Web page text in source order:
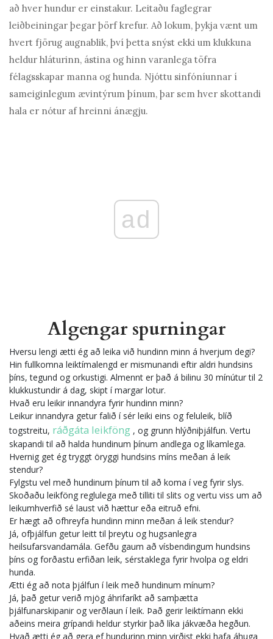
að hver hundur er einstakur. Leitaðu faglegrar
leiðbeiningar þegar þörf krefur. Að lokum, þykja vænt um
hvert fjörug augnablik, því þetta snýst ekki um klukkuna
heldur hláturinn, ástina og hinn varanlega töfra
félagsskapar manna og hunda. Njóttu sinfóníunnar í
sameiginlegum ævintýrum þínum, þar sem hver skottandi
hala er nótur af hreinni ánægju.
ad
Algengar spurningar
Hversu lengi ætti ég að leika við hundinn minn á hverjum degi?
Hin fullkomna leiktímalengd er mismunandi eftir aldri hundsins
þíns, tegund og orkustigi. Almennt er það á bilinu 30 mínútur til 2
klukkustundir á dag, skipt í margar lotur.
Hvað eru leikir innandyra fyrir hundinn minn?
Leikur innandyra getur falið í sér leiki eins og feluleik, blíð
togstreitu, ráðgáta leikföng , og grunn hlýðniþjálfun. Vertu
skapandi til að halda hundinum þínum andlega og líkamlega.
Hvernig get ég tryggt öryggi hundsins míns meðan á leik
stendur?
Fylgstu vel með hundinum þínum til að koma í veg fyrir slys.
Skoðaðu leikföng reglulega með tilliti til slits og vertu viss um að
leikumhverfið sé laust við hættur eða eitruð efni.
Er hægt að ofhreyfa hundinn minn meðan á leik stendur?
Já, ofþjálfun getur leitt til þreytu og hugsanlegra
heilsufarsvandamála. Gefðu gaum að vísbendingum hundsins
þíns og forðastu erfiðan leik, sérstaklega fyrir hvolpa og eldri
hunda.
Ætti ég að nota þjálfun í leik með hundinum mínum?
Já, það getur verið mjög áhrifaríkt að samþætta
þjálfunarskipanir og verðlaun í leik. Það gerir leiktímann ekki
aðeins meira grípandi heldur styrkir það líka jákvæða hegðun.
Hvað ætti ég að gera ef hundurinn minn virðist ekki hafa áhuga